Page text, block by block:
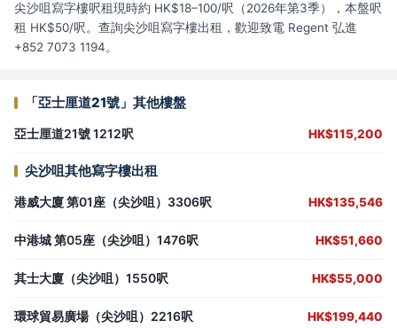
尖沙咀寫字樓呎租現時約 HK$18–100/呎（2026年第3季），本盤呎
租 HK$50/呎。查詢尖沙咀寫字樓出租，歡迎致電 Regent 弘進
+852 7073 1194。
「亞士厘道21號」其他樓盤
亞士厘道21號 1212呎 HK$115,200
尖沙咀其他寫字樓出租
港威大廈 第01座（尖沙咀）3306呎 HK$135,546
中港城 第05座（尖沙咀）1476呎 HK$51,660
其士大廈（尖沙咀）1550呎 HK$55,000
環球貿易廣場（尖沙咀）2216呎 HK$199,440